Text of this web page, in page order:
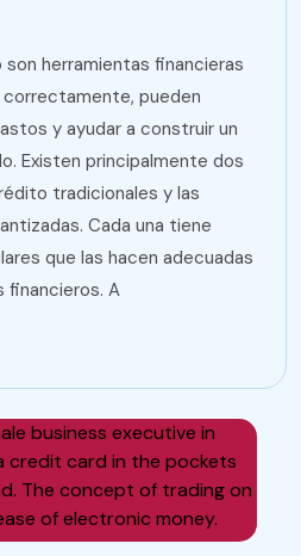
herramientas financieras
pueden
y ayudar a construir un
Existen principalmente dos
tradicionales y las
Cada una tiene
que las hacen adecuadas
financieros. A